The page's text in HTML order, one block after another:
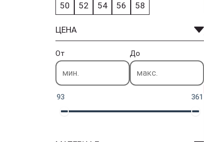
50 52 54 56 58
ЦЕНА
От До
93 361